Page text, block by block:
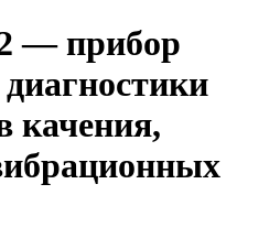
— прибор
качения,